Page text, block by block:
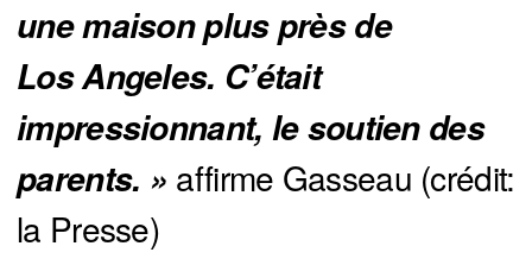
une maison plus près de
Los Angeles. C’était
impressionnant, le soutien des
parents. » affirme Gasseau (crédit:
la Presse)